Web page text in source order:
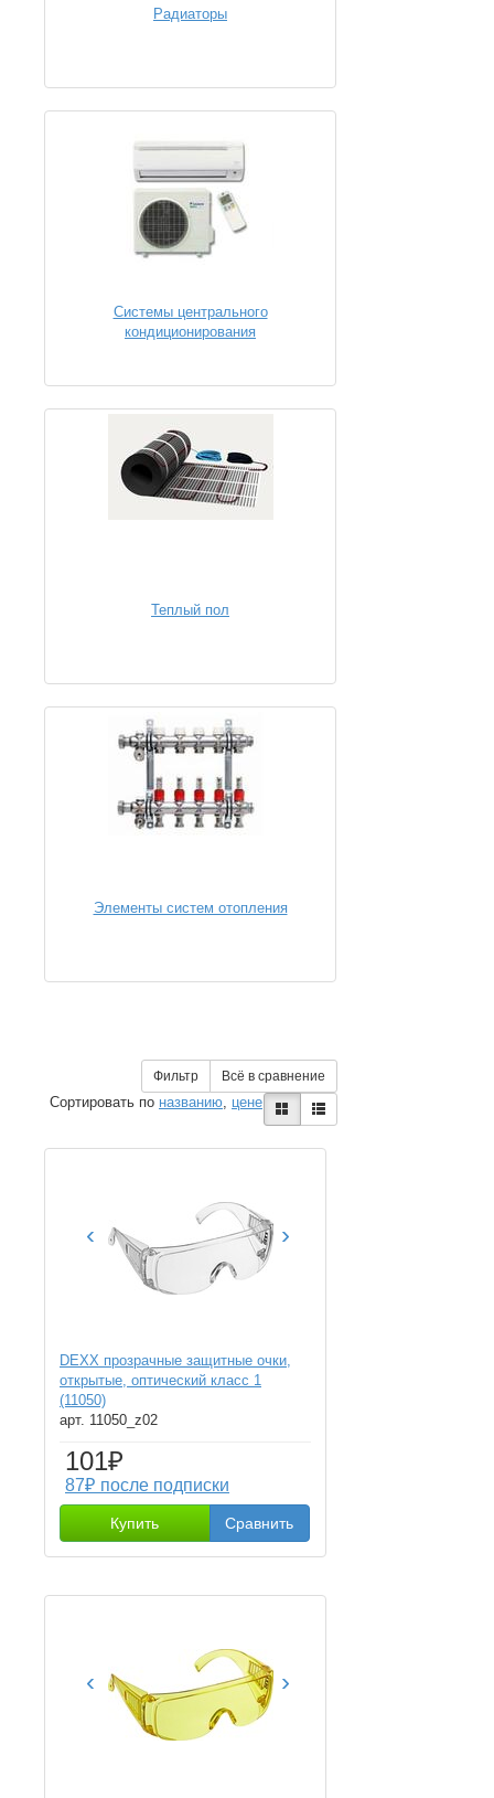
Радиаторы
Системы центрального
кондиционирования
Теплый пол
Элементы систем отопления
Фильтр Всё в сравнение
Сортировать по названию, цене
‹ ›
DEXX прозрачные защитные очки,
открытые, оптический класс 1
(11050)
арт. 11050_z02
101₽
87₽ после подписки
Купить Сравнить
‹ ›